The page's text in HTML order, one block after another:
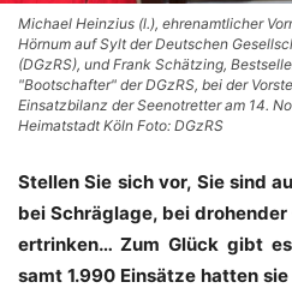
Michael Heinzius (l.), ehrenamtlicher
Hörnum auf Sylt der Deutschen
(DGzRS), und Frank Schätzing,
"Bootschafter" der DGzRS, bei der
Einsatzbilanz der Seenotretter am 14.
Heimatstadt Köln Foto: DGzRS
Stel­len Sie sich vor, Sie sind
bei Schräg­la­ge, bei
ertrin­ken… Zum Glück gibt
samt 1.990 Ein­sät­ze hat­ten